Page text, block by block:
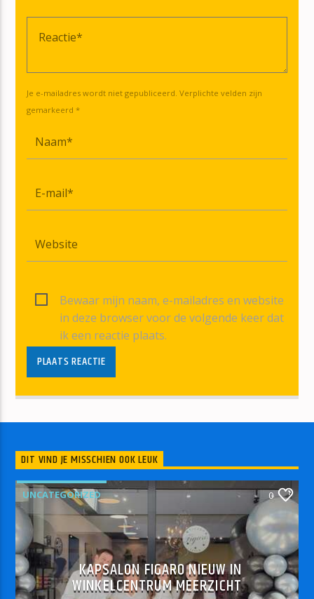
Je e-mailadres wordt niet gepubliceerd. Verplichte velden zijn
gemarkeerd *
Bewaar mijn naam, e-mailadres en website
in deze browser voor de volgende keer dat
ik een reactie plaats.
DIT VIND JE MISSCHIEN OOK LEUK
UNCATEGORIZED 0
KAPSALON FIGARO NIEUW IN
WINKELCENTRUM MEERZICHT